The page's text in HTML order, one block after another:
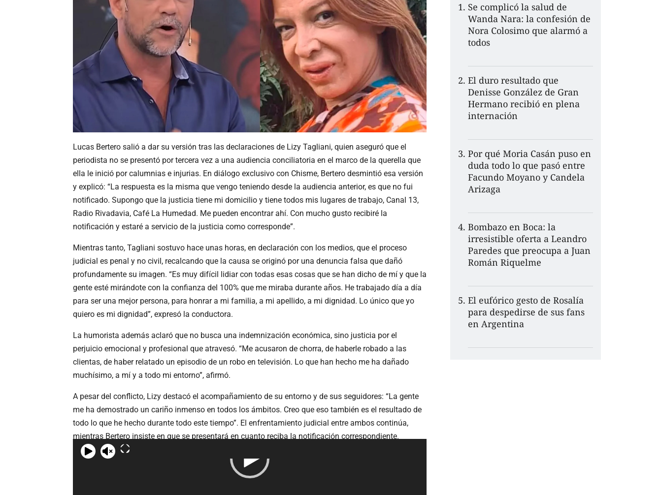
Lucas Bertero salió a dar su versión tras las declaraciones de Lizy Tagliani, quien aseguró que el
periodista no se presentó por tercera vez a una audiencia conciliatoria en el marco de la querella que
ella le inició por calumnias e injurias. En diálogo exclusivo con Chisme, Bertero desmintió esa versión
y explicó: “La respuesta es la misma que vengo teniendo desde la audiencia anterior, es que no fui
notificado. Supongo que la justicia tiene mi domicilio y tiene todos mis lugares de trabajo, Canal 13,
Radio Rivadavia, Café La Humedad. Me pueden encontrar ahí. Con mucho gusto recibiré la
notificación y estaré a servicio de la justicia como corresponde”.
Mientras tanto, Tagliani sostuvo hace unas horas, en declaración con los medios, que el proceso
judicial es penal y no civil, recalcando que la causa se originó por una denuncia falsa que dañó
profundamente su imagen. “Es muy difícil lidiar con todas esas cosas que se han dicho de mí y que la
gente esté mirándote con la confianza del 100% que me miraba durante años. He trabajado día a día
para ser una mejor persona, para honrar a mi familia, a mi apellido, a mi dignidad. Lo único que yo
quiero es mi dignidad”, expresó la conductora.
La humorista además aclaró que no busca una indemnización económica, sino justicia por el
perjuicio emocional y profesional que atravesó. “Me acusaron de chorra, de haberle robado a las
clientas, de haber relatado un episodio de un robo en televisión. Lo que han hecho me ha dañado
muchísimo, a mí y a todo mi entorno”, afirmó.
A pesar del conflicto, Lizy destacó el acompañamiento de su entorno y de sus seguidores: “La gente
me ha demostrado un cariño inmenso en todos los ámbitos. Creo que eso también es el resultado de
todo lo que he hecho durante todo este tiempo”. El enfrentamiento judicial entre ambos continúa,
mientras Bertero insiste en que se presentará en cuanto reciba la notificación correspondiente.
o
k
p
p
a
m
k
Se complicó la salud de
Wanda Nara: la confesión de
Nora Colosimo que alarmó a
todos
El duro resultado que
Denisse González de Gran
Hermano recibió en plena
internación
Por qué Moria Casán puso en
duda todo lo que pasó entre
Facundo Moyano y Candela
Arizaga
Bombazo en Boca: la
irresistible oferta a Leandro
Paredes que preocupa a Juan
Román Riquelme
El eufórico gesto de Rosalía
para despedirse de sus fans
en Argentina